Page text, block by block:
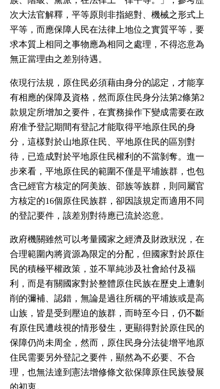
次大法官解釋，平等原則非指絕對、機械之形式上
平等，而應保障人民在法律上地位之實質平等，要
求本質上相同之事物應為相同之處理，不得恣意為
無正當理由之差別待遇。
依現行法規，原住民必須藉由身分的認定，才能享
有相應的保障及資格，然而原住民身分法第2條第2
款規定所增加之要件，在實務操作下變成需要在政
府准予登記期間有登記才能取得平地原住民的身
分，這樣對於山地原住民、平地原住民的區別對
待，已造成對於平地原住民權利的不當剝奪。進一
步來看，平地原住民的範圍不僅是平埔族群，也包
含已經官方核定的阿美族、邵族等族群，則同屬官
方核定的16個原住民族群，卻因該規定而適用不同
的登記要件，該差別對待應已流於恣意。
政府機關雖然可以考量國家之經濟及財政狀況，在
合理範圍內將資源為限定的分配，但國家對於原住
民的積極平權政策，並不單純涉及社會給付及福
利，而是有關國家對於整體原住民族在歷史上遭剝
削的彌補、認錯，無論是過往所稱的平埔族或是高
山族，皆是受到壓迫的族群，而時至今日，仍不斷
有原住民遭歧視的情形發生，更顯得對於原住民的
保障仍尚未周全，然而，原住民身分法徒增平地原
住民需要另外登記之要件，顯然為不必要、不合
理，也無法達到憲法增修條文欲保障原住民族發展
的初衷。